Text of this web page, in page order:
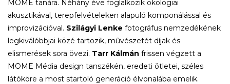
MOME tanára. Néhány éve foglalkozik ökológiai
akusztikával, terepfelvételeken alapuló komponálással és
improvizációval. Szilágyi Lenke fotográfus nemzedékének
legkiválóbbjai közé tartozik, mûvészetét díjak és
elismerések sora övezi. Tarr Kálmán frissen végzett a
MOME Média design tanszékén, eredeti ötletei, széles
látóköre a most startoló generáció élvonalába emelik.